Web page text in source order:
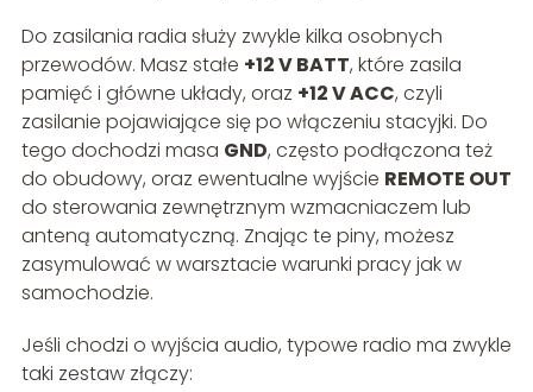
Do zasilania radia służy zwykle kilka osobnych
przewodów. Masz stałe +12 V BATT, które zasila
pamięć i główne układy, oraz +12 V ACC, czyli
zasilanie pojawiające się po włączeniu stacyjki. Do
tego dochodzi masa GND, często podłączona też
do obudowy, oraz ewentualne wyjście REMOTE OUT
do sterowania zewnętrznym wzmacniaczem lub
anteną automatyczną. Znając te piny, możesz
zasymulować w warsztacie warunki pracy jak w
samochodzie.
Jeśli chodzi o wyjścia audio, typowe radio ma zwykle
taki zestaw złączy: